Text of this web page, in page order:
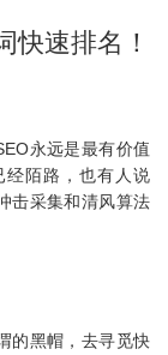
快速排名！
永远是最有价值
经陌路，也有人说
击采集和清风算法
黑帽，去寻觅快